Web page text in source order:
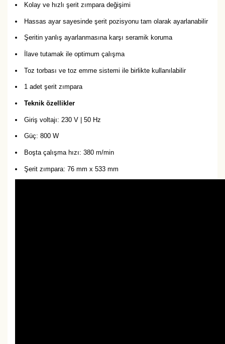
Kolay ve hızlı şerit zımpara değişimi
Hassas ayar sayesinde şerit pozisyonu tam olarak ayarlanabilir
Şeritin yanlış ayarlanmasına karşı seramik koruma
İlave tutamak ile optimum çalışma
Toz torbası ve toz emme sistemi ile birlikte kullanılabilir
1 adet şerit zımpara
Teknik özellikler
Giriş voltajı: 230 V | 50 Hz
Güç: 800 W
Boşta çalışma hızı: 380 m/min
Şerit zımpara: 76 mm x 533 mm